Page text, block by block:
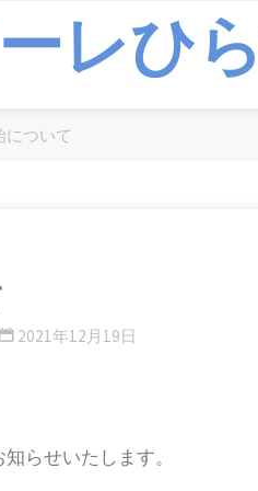
レひ
について
2021年12月19日
らせいたします。